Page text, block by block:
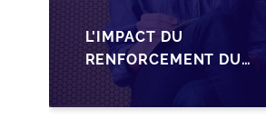
L'IMPACT DU
RENFORCEMENT DU
PACTE DUTREIL SUR
LA TRANSMISSION DES